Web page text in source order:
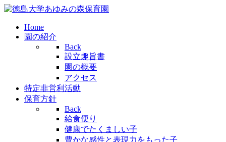
Home
園の紹介
Back
設立趣旨書
園の概要
アクセス
特定非営利活動
保育方針
Back
給食便り
健康でたくましい子
豊かな感性と表現力をもった子